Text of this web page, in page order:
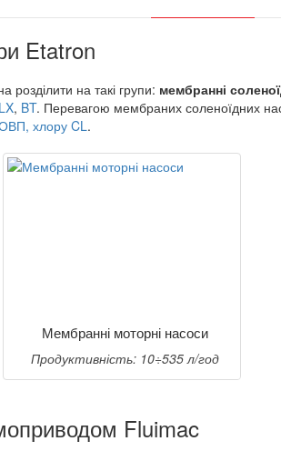
Etatron
на такі групи: мембранні
, BT. Перевагою мембраних соленоїдних
хлору CL.
Мембранні моторні насоси
Продуктивність: 10÷535 л/год
Fluimac